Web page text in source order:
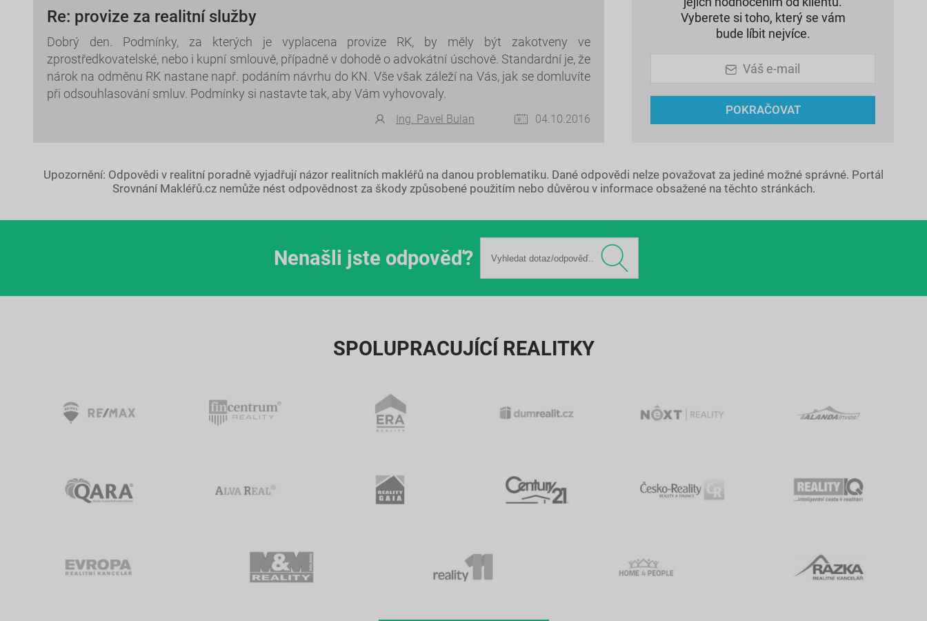
Re: provize za realitní služby
Dobrý den. Podmínky, za kterých je vyplacena provize RK, by měly být zakotveny ve
zprostředkovatelské, nebo i kupní smlouvě, případně v dohodě o advokátní úschově. Standardní je, že
nárok na odměnu RK nastane např. podáním návrhu do KN. Vše však záleží na Vás, jak se domluvíte
při odsouhlasování smluv. Podmínky si nastavte tak, aby Vám vyhovovaly.
Ing. Pavel Bulan 04.10.2016
Vyberete si toho, který se vám
bude líbit nejvíce.
Váš e-mail
POKRAČOVAT
Upozornění: Odpovědi v realitní poradně vyjadřují názor realitních makléřů na danou problematiku. Dané odpovědi nelze považovat za jediné možné správné. Portál
Srovnání Makléřů.cz nemůže nést odpovědnost za škody způsobené použitím nebo důvěrou v informace obsažené na těchto stránkách.
Nenašli jste odpověď?
SPOLUPRACUJÍCÍ REALITKY